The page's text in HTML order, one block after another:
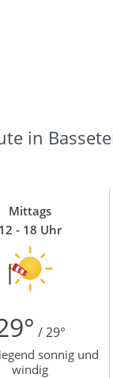
in
Mittags
12 - 18 Uhr
/ 29°
sonnig und
windig